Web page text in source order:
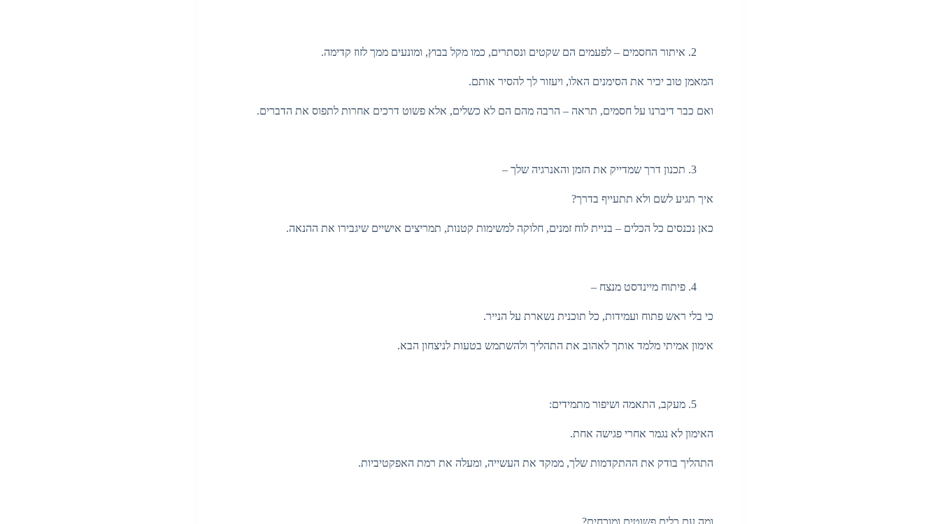
איתור החסמים – לפעמים הם שקטים ונסתרים, כמו מקל בבוץ, ומונעים ממך לזוז קדימה.
המאמן טוב יכיר את הסימנים האלו, ויעזור לך להסיר אותם.
ואם כבר דיברנו על חסמים, תראה – הרבה מהם הם לא כשלים, אלא פשוט דרכים אחרות לתפוס את הדברים.
תכנון דרך שמדייק את הזמן והאנרגיה שלך –
איך תגיע לשם ולא תתעייף בדרך?
כאן נכנסים כל הכלים – בניית לוח זמנים, חלוקה למשימות קטנות, תמריצים אישיים שיגבירו את ההנאה.
פיתוח מיינדסט מנצח –
כי בלי ראש פתוח ועמידות, כל תוכנית נשארת על הנייר.
אימון אמיתי מלמד אותך לאהוב את התהליך ולהשתמש בטעות לניצחון הבא.
מעקב, התאמה ושיפור מתמידים:
האימון לא נגמר אחרי פגישה אחת.
התהליך בודק את ההתקדמות שלך, ממקד את העשייה, ומעלה את רמת האפקטיביות.
ומה עם כלים פשוטים ומוכחים?